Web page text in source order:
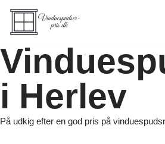
Spring
indhold
i Herlev
På udkig efter en god pris på